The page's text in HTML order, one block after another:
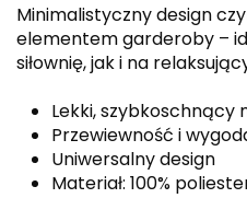
Minimalistyczny design
elementem garderoby –
siłownię, jak i na
Lekki, szybkoschnący
Przewiewność i
Uniwersalny design
Materiał: 100%